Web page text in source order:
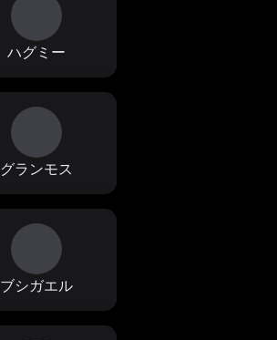
ハグミー
グランモス
ブシガエル